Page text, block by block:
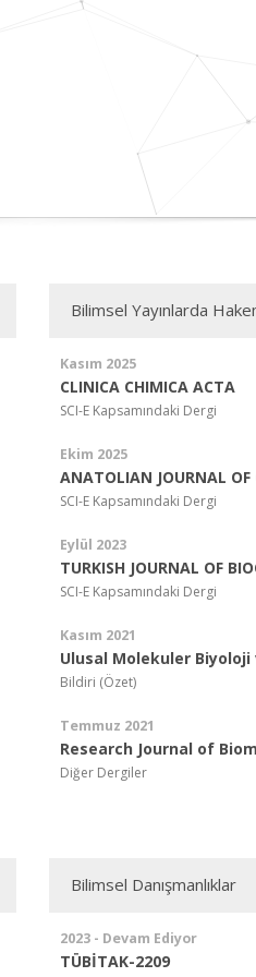
Bilimsel Yayınlarda
Kasım 2025
CLINICA CHIMICA ACTA
SCI-E Kapsamındaki Dergi
Ekim 2025
ANATOLIAN JOURNAL OF
SCI-E Kapsamındaki Dergi
Eylül 2023
TURKISH JOURNAL OF
SCI-E Kapsamındaki Dergi
Kasım 2021
Ulusal Molekuler
Bildiri (Özet)
Temmuz 2021
Research Journal of
Diğer Dergiler
Bilimsel Danışmanlıklar
2023 - Devam Ediyor
TÜBİTAK-2209